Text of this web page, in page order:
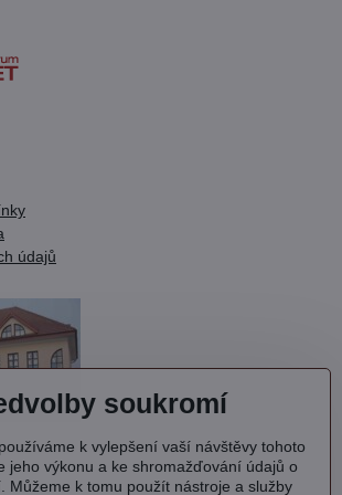
údajů
soukromí
k vylepšení vaší návštěvy tohoto
jeho výkonu a ke shromažďování údajů o
Můžeme k tomu použít nástroje a služby